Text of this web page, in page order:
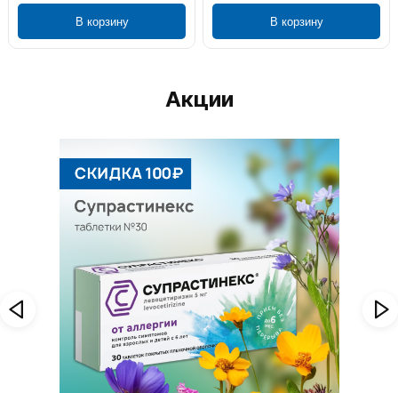
В корзину В корзину
Акции